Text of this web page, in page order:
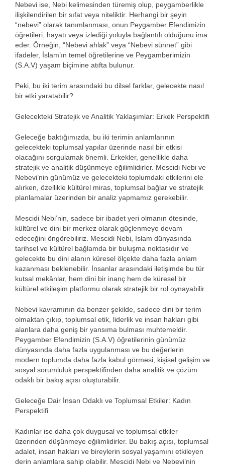
Nebevi ise, Nebi kelimesinden türemiş olup, peygamberlikle
ilişkilendirilen bir sıfat veya niteliktir. Herhangi bir şeyin
“nebevi” olarak tanımlanması, onun Peygamber Efendimizin
öğretileri, hayatı veya izlediği yoluyla bağlantılı olduğunu ima
eder. Örneğin, “Nebevi ahlak” veya “Nebevi sünnet” gibi
ifadeler, İslam’ın temel öğretilerine ve Peygamberimizin
(S.A.V) yaşam biçimine atıfta bulunur.
Peki, bu iki terim arasındaki bu dilsel farklar, gelecekte nasıl
bir etki yaratabilir?
Gelecekteki Stratejik ve Analitik Yaklaşımlar: Erkek Perspektifi
Geleceğe baktığımızda, bu iki terimin anlamlarının
gelecekteki toplumsal yapılar üzerinde nasıl bir etkisi
olacağını sorgulamak önemli. Erkekler, genellikle daha
stratejik ve analitik düşünmeye eğilimlidirler. Mescidi Nebi ve
Nebevi’nin günümüz ve gelecekteki toplumdaki etkilerini ele
alırken, özellikle kültürel miras, toplumsal bağlar ve stratejik
planlamalar üzerinden bir analiz yapmamız gerekebilir.
Mescidi Nebi’nin, sadece bir ibadet yeri olmanın ötesinde,
kültürel ve dini bir merkez olarak güçlenmeye devam
edeceğini öngörebiliriz. Mescidi Nebi, İslam dünyasında
tarihsel ve kültürel bağlamda bir buluşma noktasıdır ve
gelecekte bu dini alanın küresel ölçekte daha fazla anlam
kazanması beklenebilir. İnsanlar arasındaki iletişimde bu tür
kutsal mekânlar, hem dini bir inanç hem de küresel bir
kültürel etkileşim platformu olarak stratejik bir rol oynayabilir.
Nebevi kavramının da benzer şekilde, sadece dini bir terim
olmaktan çıkıp, toplumsal etik, liderlik ve insan hakları gibi
alanlara daha geniş bir yansıma bulması muhtemeldir.
Peygamber Efendimizin (S.A.V) öğretilerinin günümüz
dünyasında daha fazla uygulanması ve bu değerlerin
modern toplumda daha fazla kabul görmesi, kişisel gelişim ve
sosyal sorumluluk perspektifinden daha analitik ve çözüm
odaklı bir bakış açısı oluşturabilir.
Geleceğe Dair İnsan Odaklı ve Toplumsal Etkiler: Kadın
Perspektifi
Kadınlar ise daha çok duygusal ve toplumsal etkiler
üzerinden düşünmeye eğilimlidirler. Bu bakış açısı, toplumsal
adalet, insan hakları ve bireylerin sosyal yaşamını etkileyen
derin anlamlara sahip olabilir. Mescidi Nebi ve Nebevi’nin